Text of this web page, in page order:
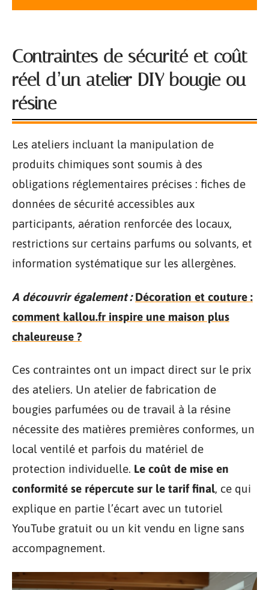
Contraintes de sécurité et coût
réel d’un atelier DIY bougie ou
résine
Les ateliers incluant la manipulation de
produits chimiques sont soumis à des
obligations réglementaires précises : fiches de
données de sécurité accessibles aux
participants, aération renforcée des locaux,
restrictions sur certains parfums ou solvants, et
information systématique sur les allergènes.
A découvrir également : Décoration et couture :
comment kallou.fr inspire une maison plus
chaleureuse ?
Ces contraintes ont un impact direct sur le prix
des ateliers. Un atelier de fabrication de
bougies parfumées ou de travail à la résine
nécessite des matières premières conformes, un
local ventilé et parfois du matériel de
protection individuelle. Le coût de mise en
conformité se répercute sur le tarif final, ce qui
explique en partie l’écart avec un tutoriel
YouTube gratuit ou un kit vendu en ligne sans
accompagnement.